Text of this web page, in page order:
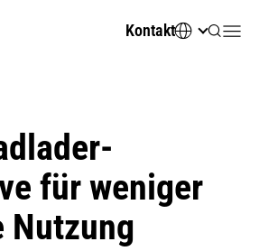
Kontakt
für weniger
Nutzung